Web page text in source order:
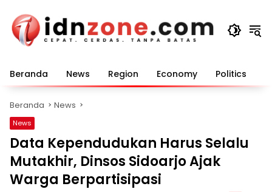
konten
Beranda News Region Economy Politics
Beranda News
News
Data Kependudukan Harus Selalu
Mutakhir, Dinsos Sidoarjo Ajak
Warga Berpartisipasi